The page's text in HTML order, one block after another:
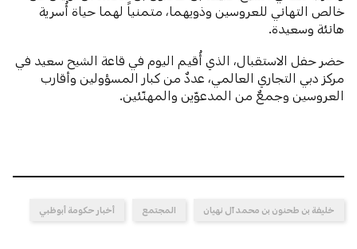
خالص التهاني للعروسين وذويهما، متمنياً لهما حياة أُسرية
هانئة وسعيدة.
حضر حفل الاستقبال، الذي أُقيم اليوم في قاعة الشيح سعيد في
مركز دبي التجاري العالمي، عددٌ من كبار المسؤولين وأقارب
العروسين وجمعٌ من المدعوّين والمهنّئين.
خليفة بن طحنون بن محمد آل نهيان المجتمع أخبار حكومة أبوظبي